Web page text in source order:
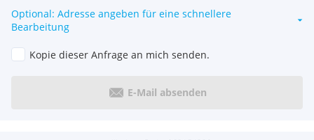
Optional: Adresse angeben für eine schnellere
Bearbeitung
Kopie dieser Anfrage an mich senden.
E-Mail absenden